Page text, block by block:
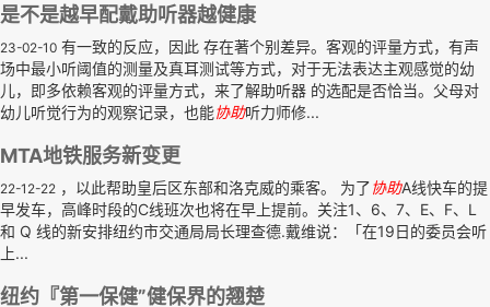
是不是越早配戴助听器越健康
23-02-10 有一致的反应，因此 存在著个别差异。客观的评量方式，有声
场中最小听阈值的测量及真耳测试等方式，对于无法表达主观感觉的幼
儿，即多依赖客观的评量方式，来了解助听器 的选配是否恰当。父母对
幼儿听觉行为的观察记录，也能协助听力师修...
MTA地铁服务新变更
22-12-22 ，以此帮助皇后区东部和洛克威的乘客。 为了协助A线快车的提
早发车，高峰时段的C线班次也将在早上提前。关注1、6、7、E、F、L
和 Q 线的新安排纽约市交通局局长理查德.戴维说：「在19日的委员会听
上...
纽约『第一保健”健保界的翘楚